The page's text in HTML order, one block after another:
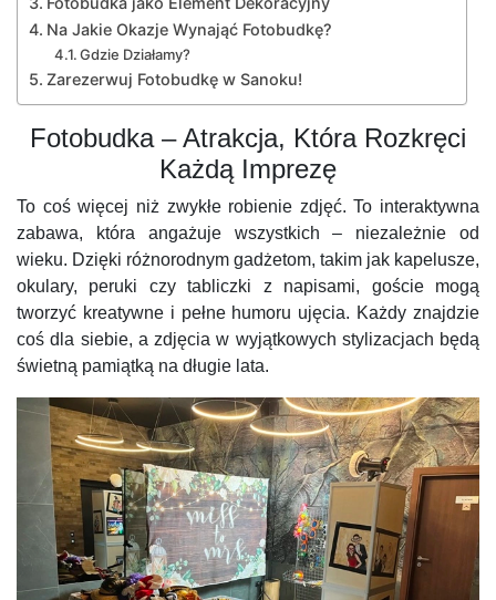
Na Jakie Okazje Wynająć Fotobudkę?
Gdzie Działamy?
Zarezerwuj Fotobudkę w Sanoku!
Fotobudka – Atrakcja, Która Rozkręci
Każdą Imprezę
To coś więcej niż zwykłe robienie zdjęć. To interaktywna
zabawa, która angażuje wszystkich – niezależnie od
wieku. Dzięki różnorodnym gadżetom, takim jak kapelusze,
okulary, peruki czy tabliczki z napisami, goście mogą
tworzyć kreatywne i pełne humoru ujęcia. Każdy znajdzie
coś dla siebie, a zdjęcia w wyjątkowych stylizacjach będą
świetną pamiątką na długie lata.